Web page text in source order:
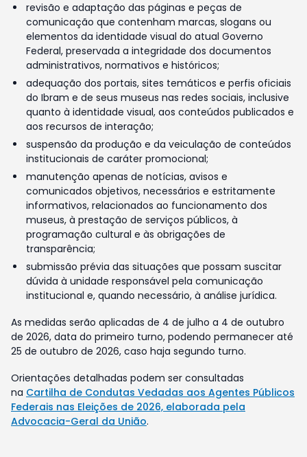
revisão e adaptação das páginas e peças de
comunicação que contenham marcas, slogans ou
elementos da identidade visual do atual Governo
Federal, preservada a integridade dos documentos
administrativos, normativos e históricos;
adequação dos portais, sites temáticos e perfis oficiais
do Ibram e de seus museus nas redes sociais, inclusive
quanto à identidade visual, aos conteúdos publicados e
aos recursos de interação;
suspensão da produção e da veiculação de conteúdos
institucionais de caráter promocional;
manutenção apenas de notícias, avisos e
comunicados objetivos, necessários e estritamente
informativos, relacionados ao funcionamento dos
museus, à prestação de serviços públicos, à
programação cultural e às obrigações de
transparência;
submissão prévia das situações que possam suscitar
dúvida à unidade responsável pela comunicação
institucional e, quando necessário, à análise jurídica.
As medidas serão aplicadas de 4 de julho a 4 de outubro
de 2026, data do primeiro turno, podendo permanecer até
25 de outubro de 2026, caso haja segundo turno.
Orientações detalhadas podem ser consultadas
na Cartilha de Condutas Vedadas aos Agentes Públicos
Federais nas Eleições de 2026, elaborada pela
Advocacia-Geral da União.